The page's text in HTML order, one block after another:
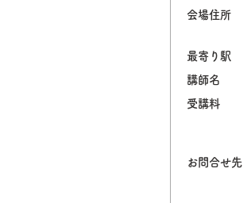
会場住所
最寄り駅
講師名
受講料
お問合せ先